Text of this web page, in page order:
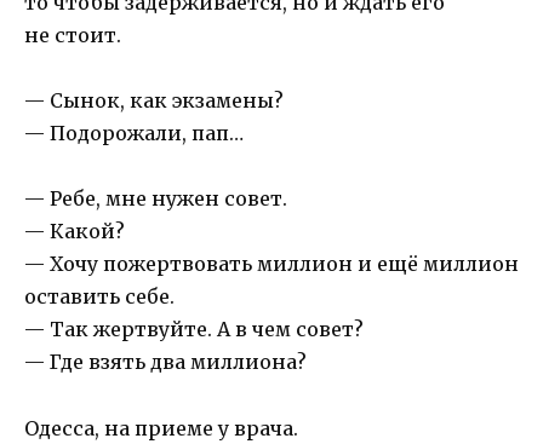
не стоит.
— Сынок, как экзамены?
— Подорожали, пап…
— Ребе, мне нужен совет.
— Какой?
— Хочу пожертвовать миллион и ещё миллион
оставить себе.
— Так жертвуйте. А в чем совет?
— Где взять два миллиона?
Одесса, на приеме у врача.